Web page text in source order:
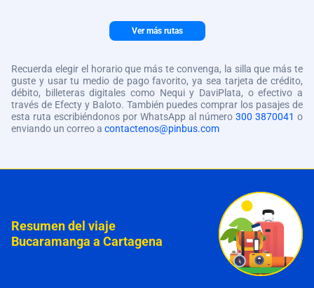
Ver más rutas
Recuerda elegir el horario que más te convenga, la silla que más te
guste y usar tu medio de pago favorito, ya sea tarjeta de crédito,
débito, billeteras digitales como Nequi y DaviPlata, o efectivo a
través de Efecty y Baloto. También puedes comprar los pasajes de
esta ruta escribiéndonos por WhatsApp al número 300 3870041 o
enviando un correo a contactenos@pinbus.com
Resumen del viaje
Bucaramanga a Cartagena